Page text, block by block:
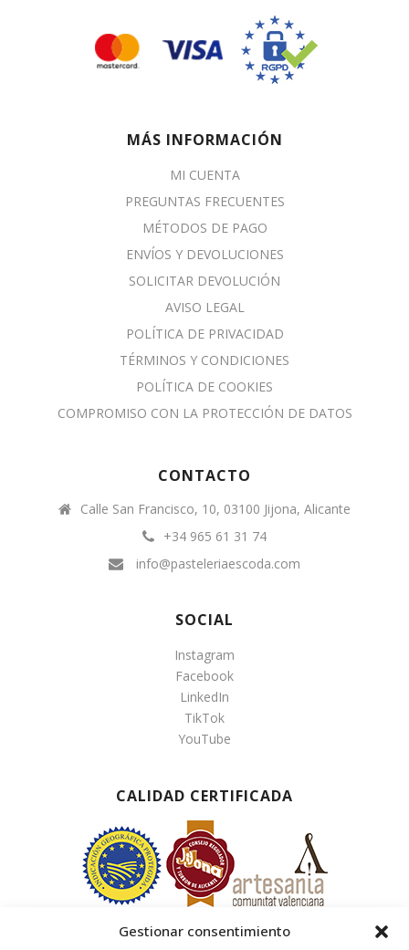
Gestionar consentimiento
MÁS INFORMACIÓN
MI CUENTA
PREGUNTAS FRECUENTES
MÉTODOS DE PAGO
ENVÍOS Y DEVOLUCIONES
SOLICITAR DEVOLUCIÓN
AVISO LEGAL
POLÍTICA DE PRIVACIDAD
TÉRMINOS Y CONDICIONES
POLÍTICA DE COOKIES
COMPROMISO CON LA PROTECCIÓN DE DATOS
CONTACTO
Calle San Francisco, 10, 03100 Jijona, Alicante
+34 965 61 31 74
info@pasteleriaescoda.com
SOCIAL
Instagram
Facebook
LinkedIn
TikTok
YouTube
CALIDAD CERTIFICADA